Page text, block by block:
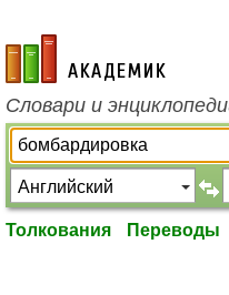
academic.ru
Словари и
Толкования Переводы